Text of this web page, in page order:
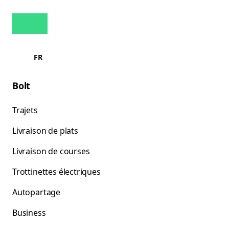
FR
Bolt
Trajets
Livraison de plats
Livraison de courses
Trottinettes électriques
Autopartage
Business